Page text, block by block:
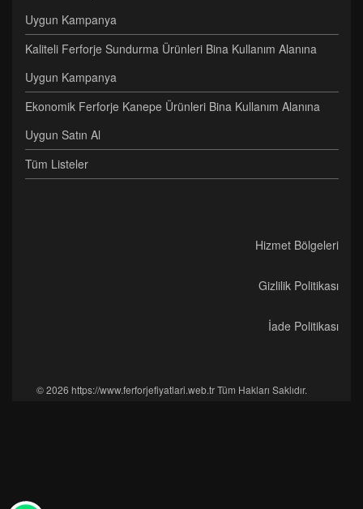
Uygun Kampanya
Kaliteli Ferforje Sundurma Ürünleri Bina Kullanım Alanına
Uygun Kampanya
Ekonomik Ferforje Kanepe Ürünleri Bina Kullanım Alanına
Uygun Satın Al
Tüm Listeler
Hizmet Bölgeleri
Gizlilik Politikası
İade Politikası
© 2026 https://www.ferforjefiyatlari.web.tr Tüm Hakları Saklıdır.